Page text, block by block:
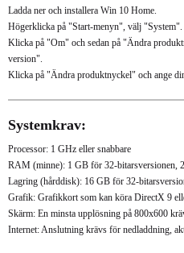
Ladda ner och installera Win 10 Home.
Högerklicka på "Start-menyn", välj "System".
Klicka på "Om" och sedan på "Ändra
version".
Klicka på "Ändra produktnyckel" och ange
Systemkrav:
Processor: 1 GHz eller snabbare
RAM (minne): 1 GB för 32-bitarsversionen,
Lagring (hårddisk): 16 GB för 32-
Grafik: Grafikkort som kan köra DirectX 9
Skärm: En minsta upplösning på 800x600
Internet: Anslutning krävs för nedladdning,